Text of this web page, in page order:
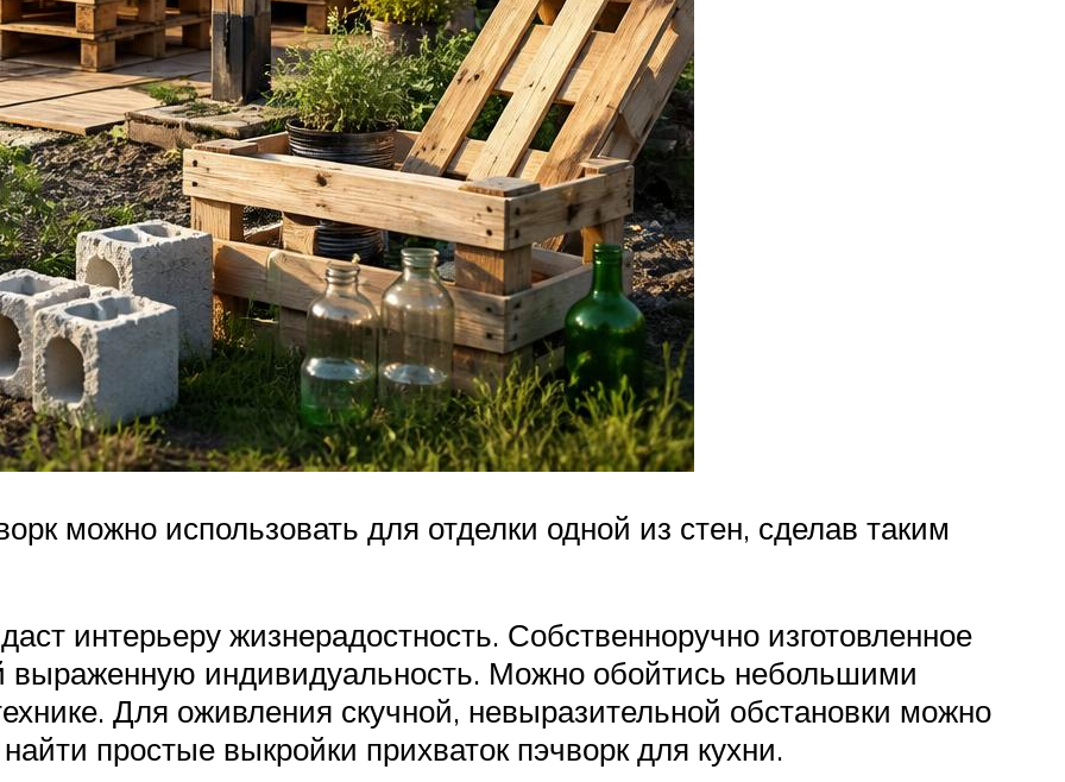
можно использовать для отделки одной из стен, сделав таким
интерьеру жизнерадостность. Собственноручно изготовленное
выраженную индивидуальность. Можно обойтись небольшими
Для оживления скучной, невыразительной обстановки можно
простые выкройки прихваток пэчворк для кухни.